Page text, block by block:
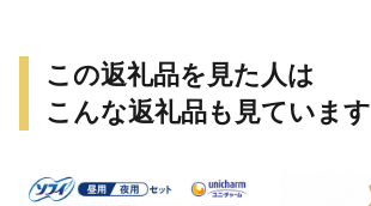
この返礼品を見た人は
こんな返礼品も見ています